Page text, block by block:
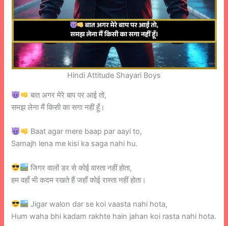
Hindi Attitude Shayari Boys
बात अगर मेरे बाप पर आई तो,
समझ लेना मैं किसी का सगा नहीं हूँ।
Baat agar mere baap par aayi to,
Samajh lena me kisi ka saga nahi hu.
जिगर वालों डर से कोई वास्ता नहीं होता,
हम वहाँ भी कदम रखते हैं जहाँ कोई रास्ता नहीं होता।
Jigar walon dar se koi vaasta nahi hota,
Hum waha bhi kadam rakhte hain jahan koi rasta nahi hota.